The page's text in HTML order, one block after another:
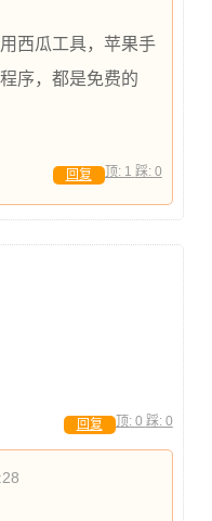
西瓜工具，苹果手
序，都是免费的
顶: 1 踩: 0
回复
顶: 0 踩: 0
回复